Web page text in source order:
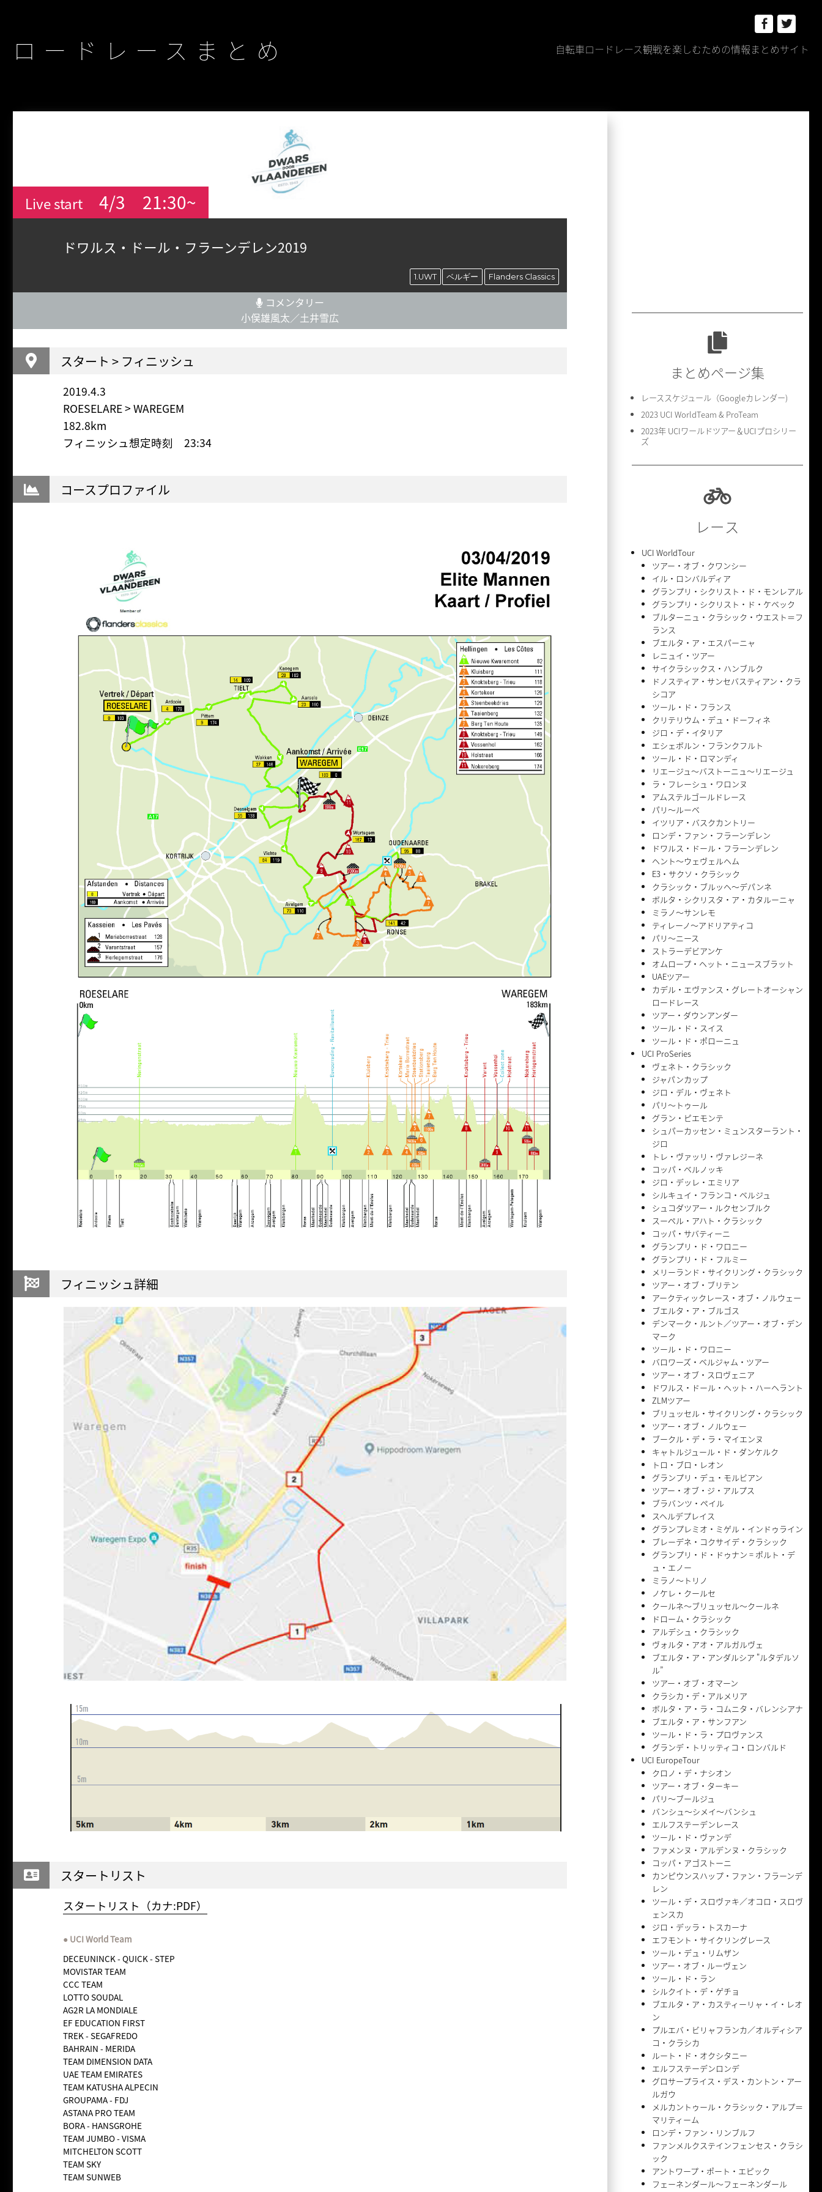
ロードレースまとめ 自転車ロードレース観戦を楽しむための情報まとめサイト
Facebook
Live start 4/3 21:30~
ドワルス・ドール・フラーンデレン2019
1.UWT ベルギー Flanders Classics
コメンタリー
小俣雄風太／土井雪広
スタート > フィニッシュ
2019.4.3
ROESELARE > WAREGEM
182.8km
フィニッシュ想定時刻 23:34
コースプロファイル
フィニッシュ詳細
スタートリスト
スタートリスト（カナ:PDF）
UCI World Team
DECEUNINCK - QUICK - STEP
MOVISTAR TEAM
CCC TEAM
LOTTO SOUDAL
AG2R LA MONDIALE
EF EDUCATION FIRST
TREK - SEGAFREDO
BAHRAIN - MERIDA
TEAM DIMENSION DATA
UAE TEAM EMIRATES
TEAM KATUSHA ALPECIN
GROUPAMA - FDJ
ASTANA PRO TEAM
BORA - HANSGROHE
TEAM JUMBO - VISMA
MITCHELTON SCOTT
TEAM SKY
TEAM SUNWEB
まとめページ集
レーススケジュール（Googleカレンダー)
2023 UCI WorldTeam & ProTeam
2023年 UCIワールドツアー＆UCIプロシリー
ズ
レース
UCI WorldTour
ツアー・オブ・クワンシー
イル・ロンバルディア
グランプリ・シクリスト・ド・モンレアル
グランプリ・シクリスト・ド・ケベック
ブルターニュ・クラシック・ウエスト＝フ
ランス
ブエルタ・ア・エスパーニャ
レニュイ・ツアー
サイクラシックス・ハンブルク
ドノスティア・サンセバスティアン・クラ
シコア
ツール・ド・フランス
クリテリウム・デュ・ドーフィネ
ジロ・デ・イタリア
エシェボルン・フランクフルト
ツール・ド・ロマンディ
リエージュ〜バストーニュ〜リエージュ
ラ・フレーシュ・ワロンヌ
アムステルゴールドレース
パリ〜ルーベ
イツリア・バスクカントリー
ロンデ・ファン・フラーンデレン
ドワルス・ドール・フラーンデレン
ヘント〜ウェヴェルヘム
E3・サクソ・クラシック
クラシック・ブルッヘ〜デパンネ
ボルタ・シクリスタ・ア・カタルーニャ
ミラノ〜サンレモ
ティレーノ〜アドリアティコ
パリ〜ニース
ストラーデビアンケ
オムロープ・ヘット・ニュースブラット
UAEツアー
カデル・エヴァンス・グレートオーシャン
ロードレース
ツアー・ダウンアンダー
ツール・ド・スイス
ツール・ド・ポローニュ
UCI ProSeries
ヴェネト・クラシック
ジャパンカップ
ジロ・デル・ヴェネト
パリ〜トゥール
グラン・ピエモンテ
シュパーカッセン・ミュンスターラント・
ジロ
トレ・ヴァッリ・ヴァレジーネ
コッパ・ベルノッキ
ジロ・デッレ・エミリア
シルキュイ・フランコ・ベルジュ
シュコダツアー・ルクセンブルク
スーペル・アハト・クラシック
コッパ・サバティーニ
グランプリ・ド・ワロニー
グランプリ・ド・フルミー
メリーランド・サイクリング・クラシック
ツアー・オブ・ブリテン
アークティックレース・オブ・ノルウェー
ブエルタ・ア・ブルゴス
デンマーク・ルント／ツアー・オブ・デン
マーク
ツール・ド・ワロニー
バロワーズ・ベルジャム・ツアー
ツアー・オブ・スロヴェニア
ドワルス・ドール・ヘット・ハーヘラント
ZLMツアー
ブリュッセル・サイクリング・クラシック
ツアー・オブ・ノルウェー
ブークル・デ・ラ・マイエンヌ
キャトルジュール・ド・ダンケルク
トロ・ブロ・レオン
グランプリ・デュ・モルビアン
ツアー・オブ・ジ・アルプス
ブラバンツ・ペイル
スヘルデプレイス
グランプレミオ・ミゲル・インドゥライン
ブレーデネ・コクサイデ・クラシック
グランプリ・ド・ドゥナン = ポルト・デ
ュ・エノー
ミラノ〜トリノ
ノケレ・クールセ
クールネ〜ブリュッセル〜クールネ
ドローム・クラシック
アルデシュ・クラシック
ヴォルタ・アオ・アルガルヴェ
ブエルタ・ア・アンダルシア "ルタデルソ
ル”
ツアー・オブ・オマーン
クラシカ・デ・アルメリア
ボルタ・ア・ラ・コムニタ・バレンシアナ
ブエルタ・ア・サンフアン
ツール・ド・ラ・プロヴァンス
グランデ・トリッティコ・ロンバルド
UCI EuropeTour
クロノ・デ・ナシオン
ツアー・オブ・ターキー
パリ〜ブールジュ
バンシュ〜シメイ〜バンシュ
エルフステーデンレース
ツール・ド・ヴァンデ
ファメンヌ・アルデンヌ・クラシック
コッパ・アゴストーニ
カンピウンスハップ・ファン・フラーンデ
レン
ツール・デ・スロヴァキ／オコロ・スロヴ
ェンスカ
ジロ・デッラ・トスカーナ
エフモント・サイクリングレース
ツール・デュ・リムザン
ツアー・オブ・ルーヴェン
ツール・ド・ラン
シルクイト・デ・ゲチョ
ブエルタ・ア・カスティーリャ・イ・レオ
ン
プルエバ・ビリャフランカ／オルディシア
コ・クラシカ
ルート・ド・オクシタニー
エルフステーデンロンデ
グロサープライス・デス・カントン・アー
ルガウ
メルカントゥール・クラシック・アルプ＝
マリティーム
ロンデ・ファン・リンブルフ
ファンメルクステインフェンセス・クラシ
ック
アントワープ・ポート・エピック
フェーネンダール〜フェーネンダール